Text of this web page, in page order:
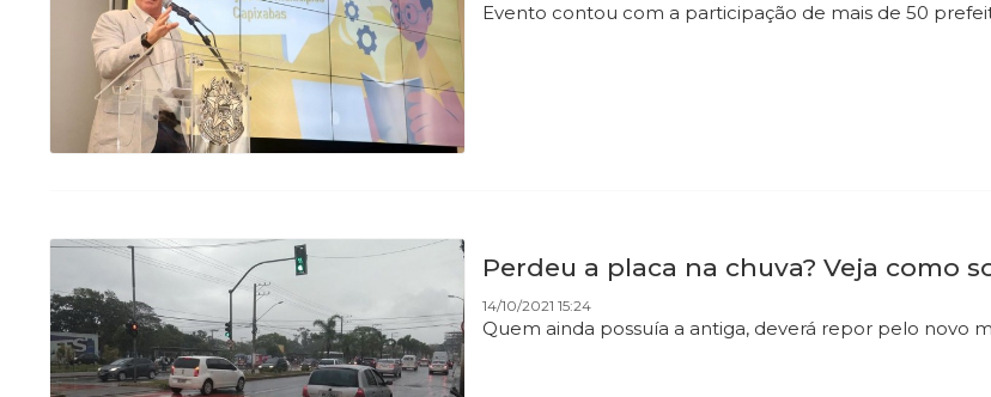
Evento contou com a participação de mais de 50
Perdeu a placa na chuva? Veja como
14/10/2021 15:24
Quem ainda possuía a antiga, deverá repor pelo novo